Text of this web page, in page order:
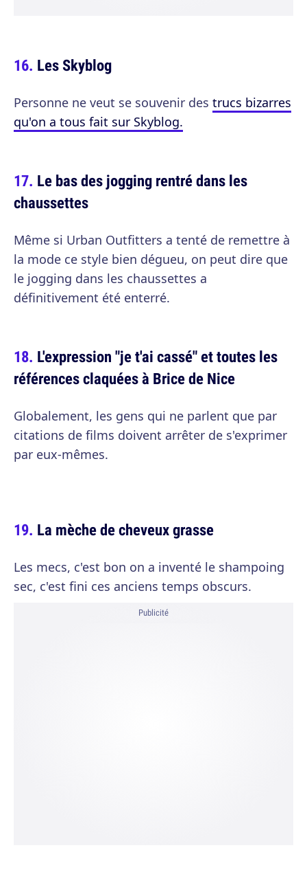
Les Skyblog
Personne ne veut se souvenir des trucs bizarres
qu'on a tous fait sur Skyblog.
Le bas des jogging rentré dans les
chaussettes
Même si Urban Outfitters a tenté de remettre à
la mode ce style bien dégueu, on peut dire que
le jogging dans les chaussettes a
définitivement été enterré.
L'expression "je t'ai cassé" et toutes les
références claquées à Brice de Nice
Globalement, les gens qui ne parlent que par
citations de films doivent arrêter de s'exprimer
par eux-mêmes.
La mèche de cheveux grasse
Les mecs, c'est bon on a inventé le shampoing
sec, c'est fini ces anciens temps obscurs.
Publicité